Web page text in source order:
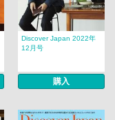
Discover Japan 2022年
12月号
購入